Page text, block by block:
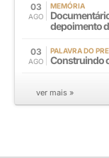
03
AGO
MEMÓRIA
depoimento
03
AGO
PALAVRA DO
Construindo
ver mais »